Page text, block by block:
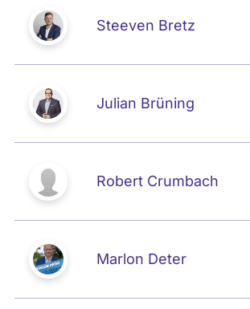
Steeven Bretz
Julian Brüning
Robert Crumbach
Marlon Deter